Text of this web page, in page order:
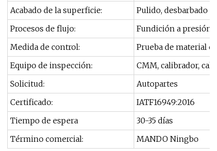
Acabado de la superficie:
Pulido, desbarbado
Procesos de flujo:
Fundición a presión,
Medida de control:
Prueba de material
Equipo de inspección:
CMM, calibrador,
Solicitud:
Autopartes
Certificado:
IATF16949:2016
Tiempo de espera
30-35 días
Término comercial:
MANDO Ningbo